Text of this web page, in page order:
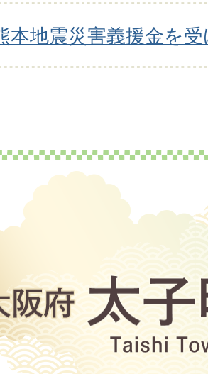
本地震災害義援金を